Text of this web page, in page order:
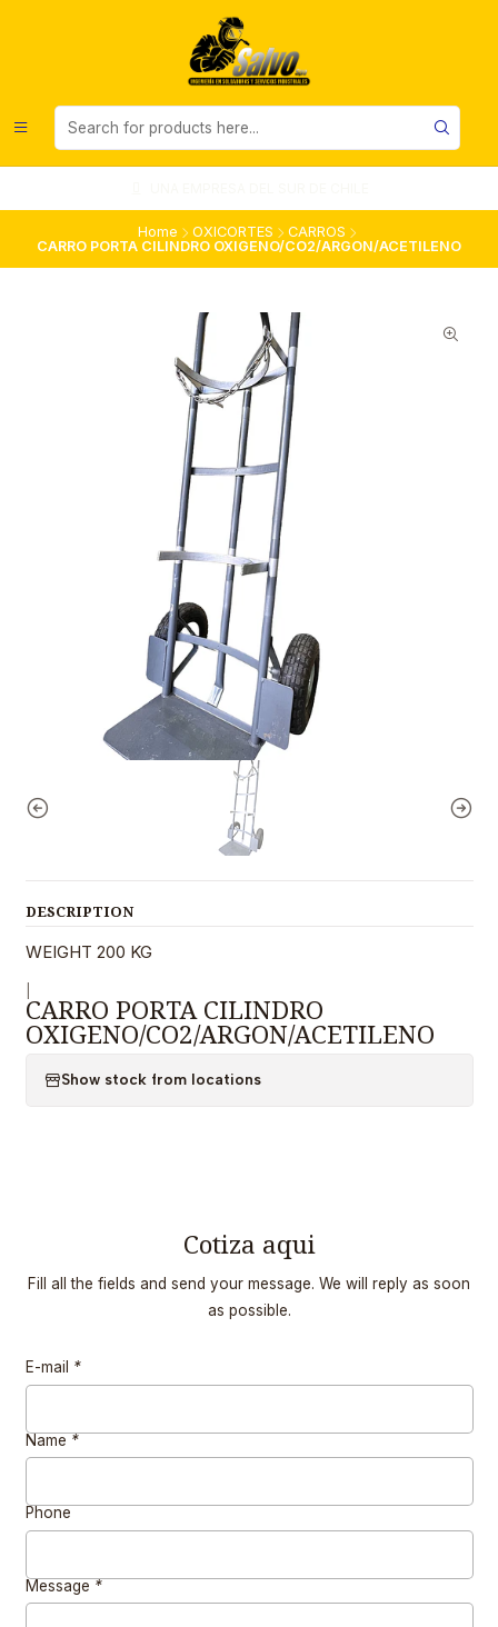
Home OXICORTES
CARROS
CARRO PORTA CILINDRO OXIGENO/CO2/ARGON/ACETILENO
DESCRIPTION
WEIGHT 200 KG
CARRO PORTA CILINDRO
OXIGENO/CO2/ARGON/ACETILENO
Show stock from locations
Cotiza aqui
Fill all the fields and send your message. We will reply as soon
as possible.
E-mail *
Name *
Phone
Message *